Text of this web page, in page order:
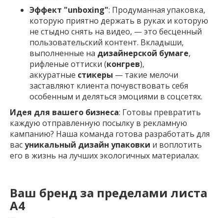
Эффект "unboxing": Продуманная упаковка,
которую приятно держать в руках и которую
не стыдно снять на видео, — это бесценный
пользовательский контент. Вкладыши,
выполненные на дизайнерской бумаге,
рифленые оттиски (конгрев),
аккуратные стикеры — такие мелочи
заставляют клиента почувствовать себя
особенным и деляться эмоциями в соцсетях.
Идея для вашего бизнеса: Готовы превратить
каждую отправленную посылку в рекламную
кампанию? Наша команда готова разработать для
васуникальный дизайн упаковки и воплотить
его в жизнь на лучших экологичных материалах.
Ваш бренд за пределами листа
А4